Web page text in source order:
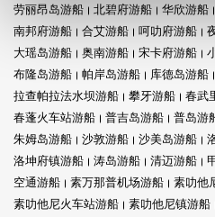
注意事项：
天信码头是跳岛冒险的枢纽，每天
岛。
从邦隆码头探索攀牙湾，长尾船等
每天只需150泰铢租一辆皮卡车，
发现钟拉码头和马诺码头的独特魅
凡的体验。
劳丽昂岛游船
北碧府游船 华欣游船
南邦府游船
合艾游船 呵叻府游船
大瑶岛游船
奥南游船 宋卡府游船
布隆岛游船
帕岸岛游船 库德岛游船
拉查帕拉法水坝游船
攀牙游船 春武
春蓬火车站游船
普吉岛游船 普岛游
朱姆岛游船
沙敦游船 沙美岛游船
洛坤府镇游船
涛岛游船 清迈游船
空通游船
素万那普机场游船 素叻他
素叻他尼火车站游船
素叻他尼镇游船